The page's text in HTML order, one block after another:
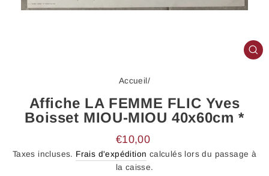
Accueil/
Affiche LA FEMME FLIC Yves
Boisset MIOU-MIOU 40x60cm *
Prix
régulier
€10,00
Taxes incluses. Frais d'expédition calculés lors du passage à
la caisse.